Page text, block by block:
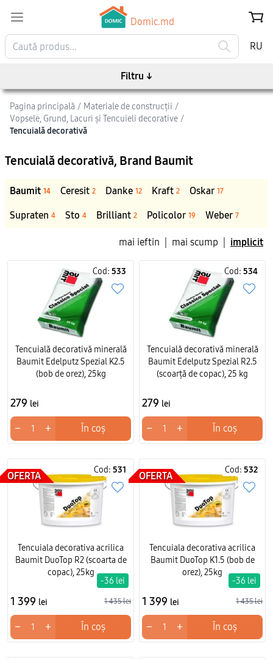
Domic.md
RU
Pagina principală / Materiale de construcții /
Vopsele, Grund, Lacuri și Tencuieli decorative /
Tencuială decorativă
Tencuială decorativă, Brand Baumit
Baumit 14 Ceresit 2 Danke 12 Kraft 2 Oskar 17
Supraten 4 Sto 4 Brilliant 2 Policolor 19 Weber 7
mai ieftin mai scump implicit
Cod: 533
Tencuială decorativă minerală
Baumit Edelputz Spezial K2.5
(bob de orez), 25kg
279 lei
− + În coș
Cod: 534
Tencuială decorativă minerală
Baumit Edelputz Spezial R2.5
(scoarță de copac), 25 kg
279 lei
− + În coș
OFERTA
Cod: 531
Tencuiala decorativa acrilica
Baumit DuoTop R2 (scoarta de
copac), 25kg
1 399 lei 1 435 lei
-36 lei
− + În coș
OFERTA
Cod: 532
Tencuiala decorativa acrilica
Baumit DuoTop K1.5 (bob de
orez), 25kg
1 399 lei 1 435 lei
-36 lei
− + În coș
Filtru ↓